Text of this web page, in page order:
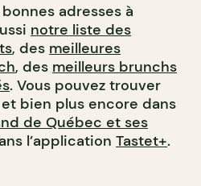
adresses à
notre liste des
, des meilleures
, des meilleurs brunchs
. Vous pouvez trouver
bien plus encore dans
de Québec et ses
l’application Tastet+.